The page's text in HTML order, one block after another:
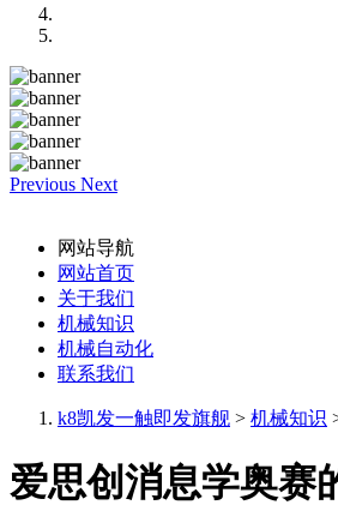
Previous Next
网站导航
网站首页
关于我们
机械知识
机械自动化
联系我们
k8凯发一触即发旗舰 > 机械知识
爱思创消息学奥赛